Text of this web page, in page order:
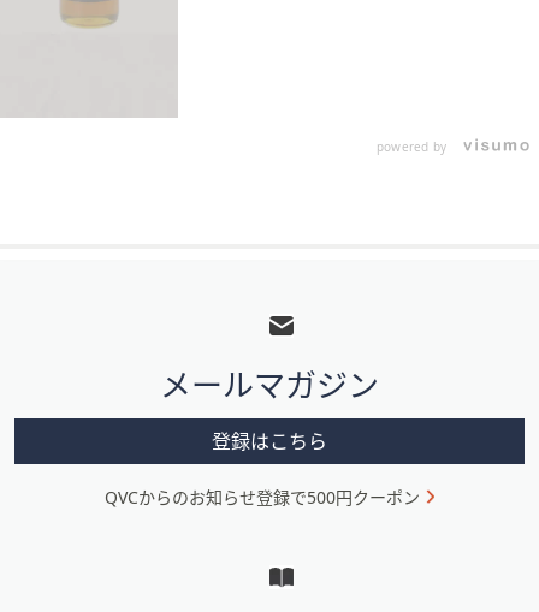
powered by
メ
ニ
メールマガジン
登録はこちら
QVCからのお知らせ登録で500円クーポン